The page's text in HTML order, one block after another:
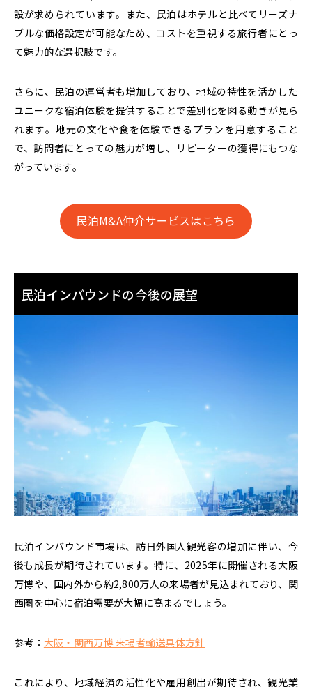
設が求められています。また、民泊はホテルと比べてリーズナ
ブルな価格設定が可能なため、コストを重視する旅行者にとっ
て魅力的な選択肢です。
さらに、民泊の運営者も増加しており、地域の特性を活かした
ユニークな宿泊体験を提供することで差別化を図る動きが見ら
れます。地元の文化や食を体験できるプランを用意すること
で、訪問者にとっての魅力が増し、リピーターの獲得にもつな
がっています。
民泊M&A仲介サービスはこちら
民泊インバウンドの今後の展望
民泊インバウンド市場は、訪日外国人観光客の増加に伴い、今
後も成長が期待されています。特に、 2025年に開催される大阪
万博や、国内外から約2,800万人の来場者が見込まれており、関
西圏を中心に宿泊需要が大幅に高まるでしょう。
参考： 大阪・関西万博 来場者輸送具体方針
これにより、地域経済の活性化や雇用創出が期待され、観光業